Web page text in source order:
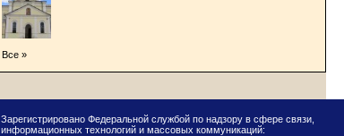
Все »
Зарегистрировано Федеральной службой по надзору в сфере связи,
информационных технологий и массовых коммуникаций: